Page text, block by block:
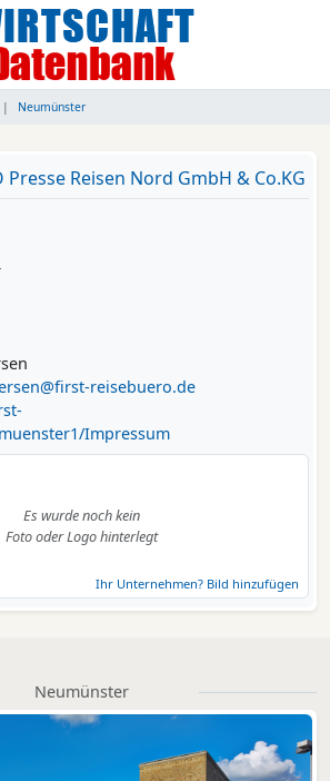
Neumünster
Presse Reisen Nord GmbH & Co.KG
reisebuero.de
Impressum
Es wurde noch kein
Foto oder Logo hinterlegt
Ihr Unternehmen? Bild hinzufügen
Neumünster